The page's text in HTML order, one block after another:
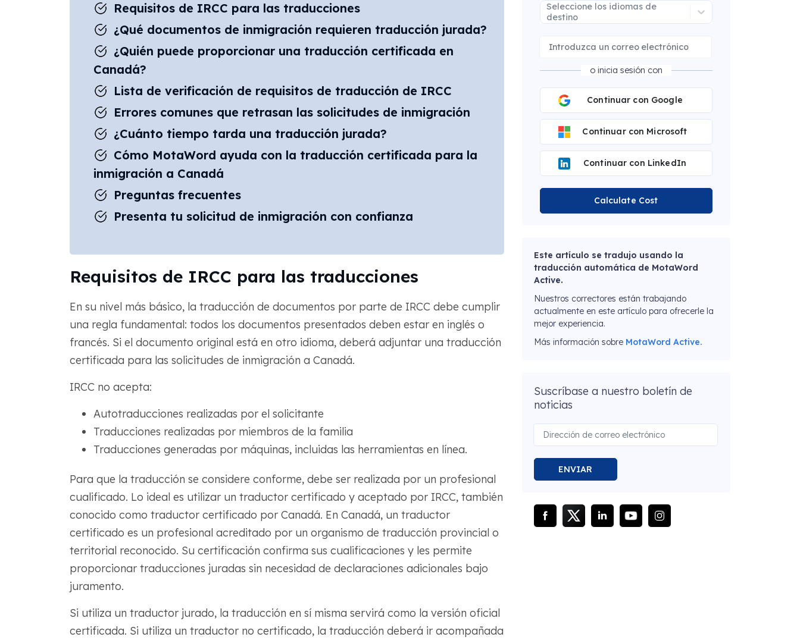
Requisitos de IRCC para las traducciones
¿Qué documentos de inmigración requieren traducción jurada?
¿Quién puede proporcionar una traducción certificada en
Canadá?
Lista de verificación de requisitos de traducción de IRCC
Errores comunes que retrasan las solicitudes de inmigración
¿Cuánto tiempo tarda una traducción jurada?
Cómo MotaWord ayuda con la traducción certificada para la
inmigración a Canadá
Preguntas frecuentes
Presenta tu solicitud de inmigración con confianza
Requisitos de IRCC para las traducciones
En su nivel más básico, la traducción de documentos por parte de IRCC debe cumplir
una regla fundamental: todos los documentos presentados deben estar en inglés o
francés. Si el documento original está en otro idioma, deberá adjuntar una traducción
certificada para las solicitudes de inmigración a Canadá.
IRCC no acepta:
Autotraducciones realizadas por el solicitante
Traducciones realizadas por miembros de la familia
Traducciones generadas por máquinas, incluidas las herramientas en línea.
Para que la traducción se considere conforme, debe ser realizada por un profesional
cualificado. Lo ideal es utilizar un traductor certificado y aceptado por IRCC, también
conocido como traductor certificado por Canadá. En Canadá, un traductor
certificado es un profesional acreditado por un organismo de traducción provincial o
territorial reconocido. Su certificación confirma sus cualificaciones y les permite
proporcionar traducciones juradas sin necesidad de declaraciones adicionales bajo
juramento.
Si utiliza un traductor jurado, la traducción en sí misma servirá como la versión oficial
certificada. Si utiliza un traductor no certificado, la traducción deberá ir acompañada
Seleccione los idiomas de
destino
o inicia sesión con
Continuar con Google
Continuar con Microsoft
Continuar con LinkedIn
Calculate Cost
Este artículo se tradujo usando la
traducción automática de MotaWord
Active.
Nuestros correctores están trabajando
actualmente en este artículo para ofrecerle la
mejor experiencia.
Más información sobre MotaWord Active.
Suscríbase a nuestro boletín de
noticias
ENVIAR